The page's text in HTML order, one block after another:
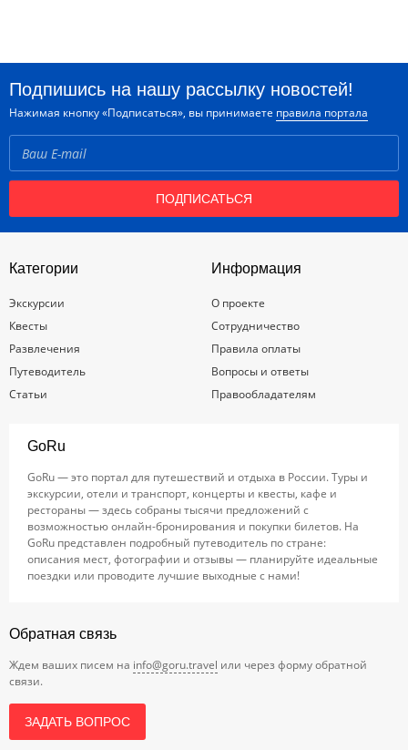
Подпишись на нашу рассылку новостей!
Нажимая кнопку «Подписаться», вы принимаете правила портала
ПОДПИСАТЬСЯ
Категории
Экскурсии
Квесты
Развлечения
Путеводитель
Статьи
Информация
О проекте
Сотрудничество
Правила оплаты
Вопросы и ответы
Правообладателям
GoRu
GoRu — это портал для путешествий и отдыха в России. Туры и
экскурсии, отели и транспорт, концерты и квесты, кафе и
рестораны — здесь собраны тысячи предложений с
возможностью онлайн-бронирования и покупки билетов. На
GoRu представлен подробный путеводитель по стране:
описания мест, фотографии и отзывы — планируйте идеальные
поездки или проводите лучшие выходные с нами!
Обратная связь
Ждем ваших писем на info@goru.travel или через форму обратной
связи.
ЗАДАТЬ ВОПРОС